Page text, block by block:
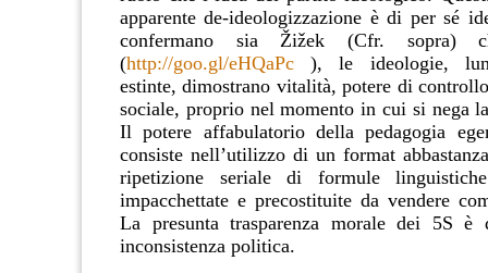
apparente de-ideologizzazione è di per sé
confermano sia Žižek (Cfr. sopra)
(http://goo.gl/eHQaPc ), le ideologie,
estinte, dimostrano vitalità, potere di
sociale, proprio nel momento in cui si nega
Il potere affabulatorio della pedagogia
consiste nell’utilizzo di un format
ripetizione seriale di formule
impacchettate e precostituite da vendere
La presunta trasparenza morale dei 5S è
inconsistenza politica.